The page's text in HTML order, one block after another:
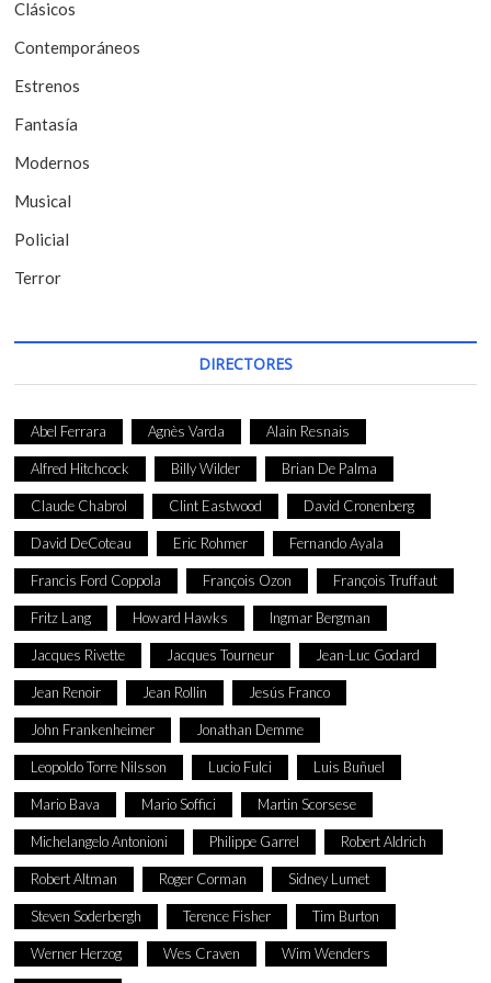
e
n
t
r
a
d
a
s
Clásicos
Contemporáneos
Estrenos
Fantasía
Modernos
Musical
Policial
Terror
DIRECTORES
Abel Ferrara Agnès Varda Alain Resnais
Alfred Hitchcock Billy Wilder Brian De Palma
Claude Chabrol Clint Eastwood David Cronenberg
David DeCoteau Eric Rohmer Fernando Ayala
Francis Ford Coppola François Ozon François Truffaut
Fritz Lang Howard Hawks Ingmar Bergman
Jacques Rivette Jacques Tourneur Jean-Luc Godard
Jean Renoir Jean Rollin Jesús Franco
John Frankenheimer Jonathan Demme
Leopoldo Torre Nilsson Lucio Fulci Luis Buñuel
Mario Bava Mario Soffici Martin Scorsese
Michelangelo Antonioni Philippe Garrel Robert Aldrich
Robert Altman Roger Corman Sidney Lumet
Steven Soderbergh Terence Fisher Tim Burton
Werner Herzog Wes Craven Wim Wenders